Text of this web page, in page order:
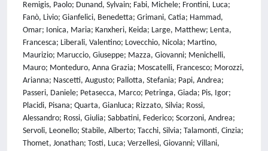
Remigis, Paolo; Dunand, Sylvain; Fabi, Michele; Frontini, Luca;
Fanò, Livio; Gianfelici, Benedetta; Grimani, Catia; Hammad,
Omar; Ionica, Maria; Kanxheri, Keida; Large, Matthew; Lenta,
Francesca; Liberali, Valentino; Lovecchio, Nicola; Martino,
Maurizio; Maruccio, Giuseppe; Mazza, Giovanni; Menichelli,
Mauro; Monteduro, Anna Grazia; Moscatelli, Francesco; Morozzi,
Arianna; Nascetti, Augusto; Pallotta, Stefania; Papi, Andrea;
Passeri, Daniele; Petasecca, Marco; Petringa, Giada; Pis, Igor;
Placidi, Pisana; Quarta, Gianluca; Rizzato, Silvia; Rossi,
Alessandro; Rossi, Giulia; Sabbatini, Federico; Scorzoni, Andrea;
Servoli, Leonello; Stabile, Alberto; Tacchi, Silvia; Talamonti, Cinzia;
Thomet, Jonathan; Tosti, Luca; Verzellesi, Giovanni; Villani,